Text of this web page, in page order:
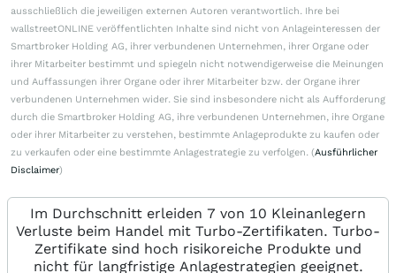
ausschließlich die jeweiligen externen Autoren verantwortlich. Ihre bei
wallstreetONLINE veröffentlichten Inhalte sind nicht von Anlageinteressen der
Smartbroker Holding AG, ihrer verbundenen Unternehmen, ihrer Organe oder
ihrer Mitarbeiter bestimmt und spiegeln nicht notwendigerweise die Meinungen
und Auffassungen ihrer Organe oder ihrer Mitarbeiter bzw. der Organe ihrer
verbundenen Unternehmen wider. Sie sind insbesondere nicht als Aufforderung
durch die Smartbroker Holding AG, ihre verbundenen Unternehmen, ihre Organe
oder ihrer Mitarbeiter zu verstehen, bestimmte Anlageprodukte zu kaufen oder
zu verkaufen oder eine bestimmte Anlagestrategie zu verfolgen. (Ausführlicher
Disclaimer)
Im Durchschnitt erleiden 7 von 10 Kleinanlegern
Verluste beim Handel mit Turbo-Zertifikaten. Turbo-
Zertifikate sind hoch risikoreiche Produkte und
nicht für langfristige Anlagestrategien geeignet.